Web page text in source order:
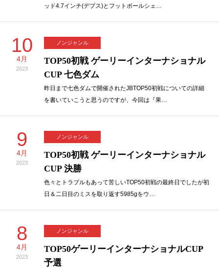
ッド4.7インチ(デプス)とフットボールシェ…
10
4月
2023
ノンジャンル
TOP50初戦 ゲーリーインターナショナル
CUP 七色ダム
昨日まで七色ダムで開催されたJBTOP50初戦についての詳細
を書いていこうと思うのですが、今回は『果…
9
4月
2023
ノンジャンル
TOP50初戦 ゲーリーインターナショナル
CUP 決勝
色々とトラブルもあって苦しいTOP50初戦の最終日でしたが初
日＆二日目のミスを取り返す5985gをウ…
8
4月
2023
ノンジャンル
TOP50ゲーリーインターナショナルCUP
予選